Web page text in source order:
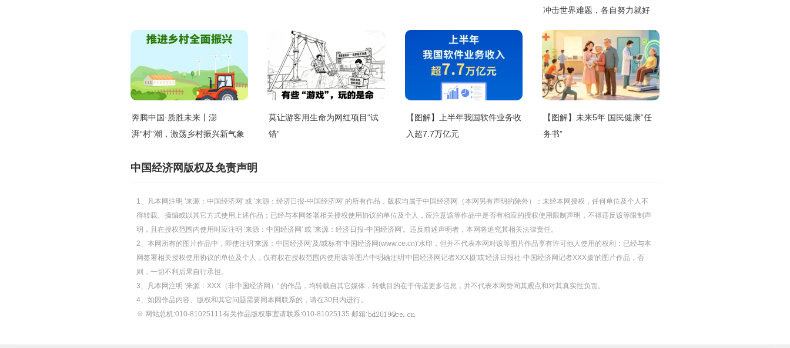
冲击世界难题，各自努力就好
奔腾中国·质胜未来丨澎
湃“村”潮，激荡乡村振兴新气象
莫让游客用生命为网红项目“试
错”
【图解】上半年我国软件业务收
入超7.7万亿元
【图解】未来5年 国民健康“任
务书”
中国经济网版权及免责声明
1、凡本网注明 '来源：中国经济网' 或 '来源：经济日报-中国经济网' 的所有作品，版权均属于中国经济网（本网另有声明的除外）；未经本网授权，任何单位及个人不
得转载、摘编或以其它方式使用上述作品；已经与本网签署相关授权使用协议的单位及个人，应注意该等作品中是否有相应的授权使用限制声明，不得违反该等限制声
明，且在授权范围内使用时应注明 '来源：中国经济网' 或 '来源：经济日报-中国经济网'。违反前述声明者，本网将追究其相关法律责任。
2、本网所有的图片作品中，即使注明'来源：中国经济网'及/或标有'中国经济网(www.ce.cn)'水印，但并不代表本网对该等图片作品享有许可他人使用的权利；已经与本
网签署相关授权使用协议的单位及个人，仅有权在授权范围内使用该等图片中明确注明'中国经济网记者XXX摄'或'经济日报社-中国经济网记者XXX摄'的图片作品，否
则，一切不利后果自行承担。
3、凡本网注明 '来源：XXX（非中国经济网）' 的作品，均转载自其它媒体，转载目的在于传递更多信息，并不代表本网赞同其观点和对其真实性负责。
4、如因作品内容、版权和其它问题需要同本网联系的，请在30日内进行。
※ 网站总机:010-81025111有关作品版权事宜请联系:010-81025135 邮箱: